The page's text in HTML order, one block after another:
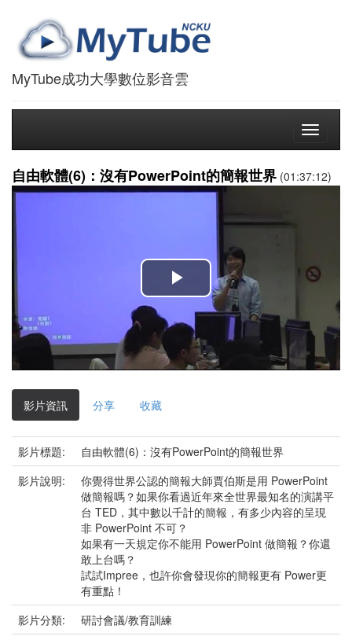
MyTube成功大學數位影音雲
Toggle
自由軟體(6)：沒有PowerPoint的簡報世界 (01:37:12)
播
放
影
影片資訊 分享 收藏
影片標題:
自由軟體(6)：沒有PowerPoint的簡報世界
影片說明:
你覺得世界公認的簡報大師賈伯斯是用 PowerPoint
做簡報嗎？如果你看過近年來全世界最知名的演講平
台 TED，其中數以千計的簡報，有多少內容的呈現
非 PowerPoint 不可？
如果有一天規定你不能用 PowerPoint 做簡報？你還
敢上台嗎？
試試Impree，也許你會發現你的簡報更有 Power更
有重點！
影片分類:
研討會議/教育訓練